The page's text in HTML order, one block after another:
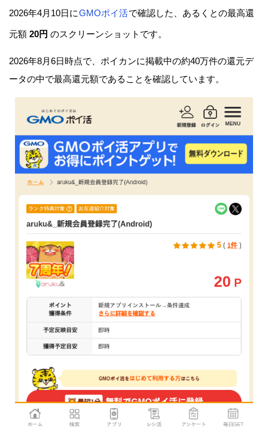
2026年4月10日にGMOポイ活で確認した、あるくとの最高還
元額 20円 のスクリーンショットです。
2026年8月6日時点で、ポイカンに掲載中の約40万件の還元デ
ータの中で最高還元額であることを確認しています。